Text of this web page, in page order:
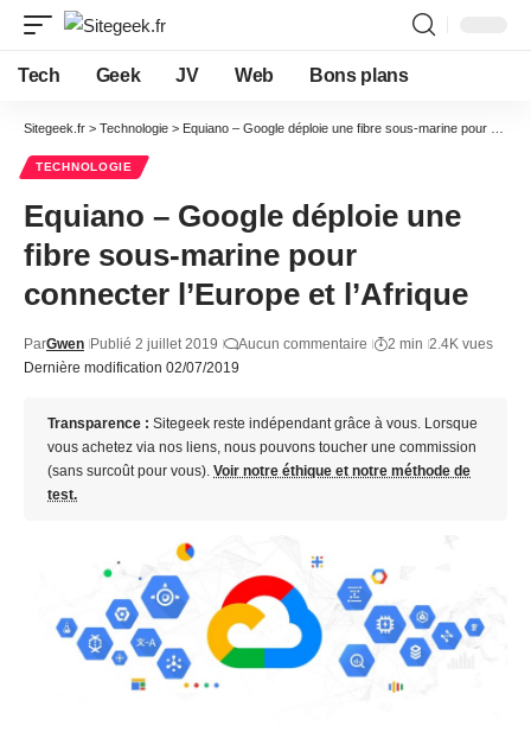
Tech Geek JV Web Bons plans
Sitegeek.fr > Technologie > Equiano – Google déploie une fibre sous-marine pour connecter l’Europe et l’Afrique
TECHNOLOGIE
Equiano – Google déploie une
fibre sous-marine pour
connecter l’Europe et l’Afrique
Dernière modification 02/07/2019
ParGwen Publié 2 juillet 2019 Aucun commentaire 2 min 2.4K vues
Transparence : Sitegeek reste indépendant grâce à vous. Lorsque
vous achetez via nos liens, nous pouvons toucher une commission
(sans surcoût pour vous). Voir notre éthique et notre méthode de
test.